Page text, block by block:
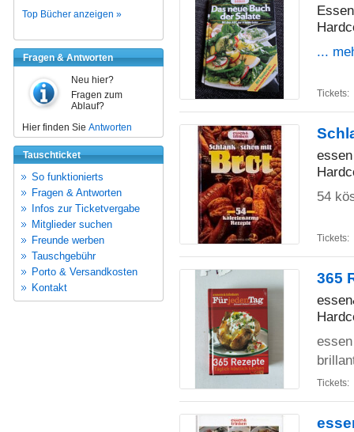
Top Bücher anzeigen »
Fragen & Antworten
Neu hier?
Fragen zum
Ablauf?
Hier finden Sie Antworten
Tauschticket
So funktionierts
Fragen & Antworten
Infos zur Ticketvergabe
Mitglieder suchen
Freunde werben
Tauschgebühr
Porto & Versandkosten
Kontakt
...
Tickets:
54
Tickets:
365
Tickets: